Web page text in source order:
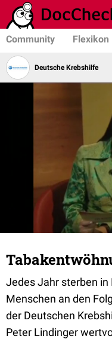
Community Flexikon
Deutsche Krebshilfe
Jedes Jahr sterben
Menschen an den
der Deutschen
Peter Lindinger